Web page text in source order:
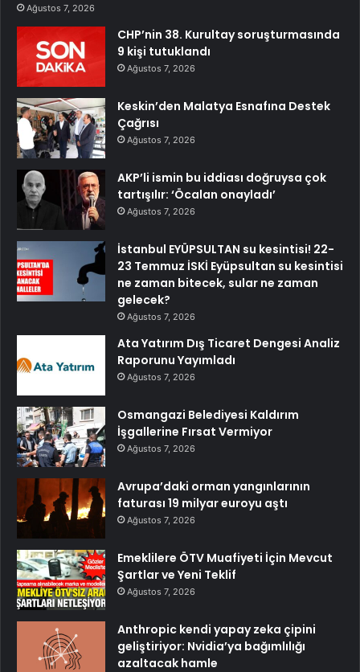
Ağustos 7, 2026
CHP’nin 38. Kurultay soruşturmasında
9 kişi tutuklandı
Ağustos 7, 2026
Keskin’den Malatya Esnafına Destek
Çağrısı
Ağustos 7, 2026
AKP’li ismin bu iddiası doğruysa çok
tartışılır: ‘Öcalan onayladı’
Ağustos 7, 2026
İstanbul EYÜPSULTAN su kesintisi! 22-
23 Temmuz İSKİ Eyüpsultan su kesintisi
ne zaman bitecek, sular ne zaman
gelecek?
Ağustos 7, 2026
Ata Yatırım Dış Ticaret Dengesi Analiz
Raporunu Yayımladı
Ağustos 7, 2026
Osmangazi Belediyesi Kaldırım
İşgallerine Fırsat Vermiyor
Ağustos 7, 2026
Avrupa’daki orman yangınlarının
faturası 19 milyar euroyu aştı
Ağustos 7, 2026
Emeklilere ÖTV Muafiyeti İçin Mevcut
Şartlar ve Yeni Teklif
Ağustos 7, 2026
Anthropic kendi yapay zeka çipini
geliştiriyor: Nvidia’ya bağımlılığı
azaltacak hamle